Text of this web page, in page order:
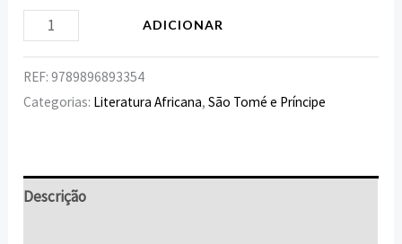
ADICIONAR
REF:9789896893354
Categorias: Literatura Africana,São Tomé e Príncipe
Descrição